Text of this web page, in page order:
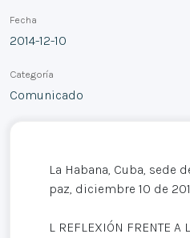
Fecha
2014-12-10
Categoría
Comunicado
La Habana, Cuba, sede
paz, diciembre 10 de
L REFLEXIÓN FRENTE A